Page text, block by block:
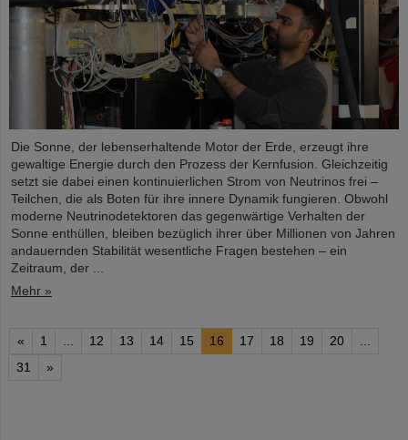
Die Sonne, der lebenserhaltende Motor der Erde, erzeugt ihre
gewaltige Energie durch den Prozess der Kernfusion. Gleichzeitig
setzt sie dabei einen kontinuierlichen Strom von Neutrinos frei –
Teilchen, die als Boten für ihre innere Dynamik fungieren. Obwohl
moderne Neutrinodetektoren das gegenwärtige Verhalten der
Sonne enthüllen, bleiben bezüglich ihrer über Millionen von Jahren
andauernden Stabilität wesentliche Fragen bestehen – ein
Zeitraum, der ...
Mehr »
« 1 12 13 14 15 16 17 18 19 20
31
»